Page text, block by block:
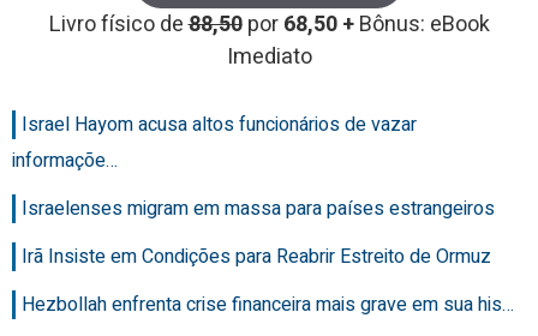
Livro físico de88,50 por68,50 +Bônus: eBook
Imediato
Israel Hayom acusa altos funcionários de vazar
informaçõe…
Israelenses migram em massa para países estrangeiros
Irã Insiste em Condições para Reabrir Estreito de Ormuz
Hezbollah enfrenta crise financeira mais grave em sua his…